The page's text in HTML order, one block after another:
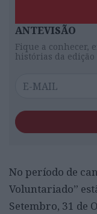
ANTEVISÃO
Fique a conhecer,
histórias da
No período de
Voluntariado”
Setembro, 31 de